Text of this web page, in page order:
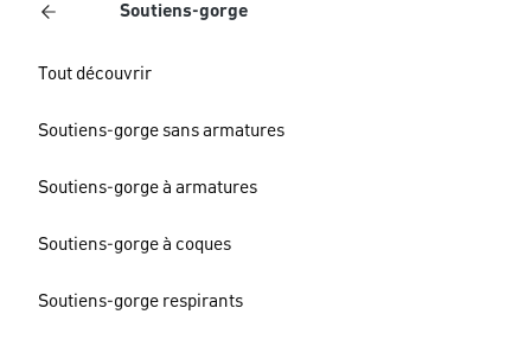
Soutiens-gorge
Tout découvrir
Soutiens-gorge sans armatures
Soutiens-gorge à armatures
Soutiens-gorge à coques
Soutiens-gorge respirants